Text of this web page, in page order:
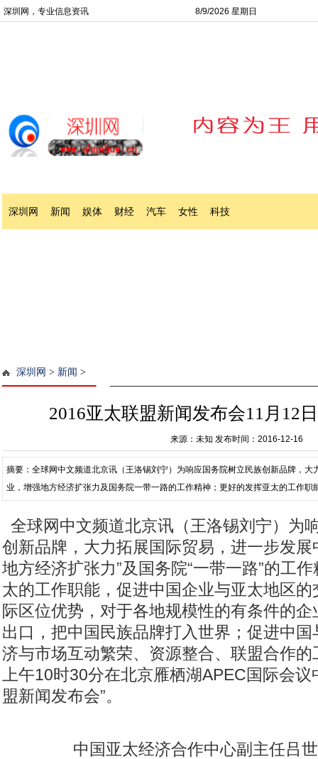
深圳网，专业信息资讯 8/9/2026 星期日
深圳网 新闻 娱体 财经 汽车 女性 科技
深圳网 > 新闻 >
2016亚太联盟新闻发布会11月12
来源：未知 发布时间：2016-12-16
摘要：全球网中文频道北京讯（王洛锡刘宁）为响应国务院树立民族创新品牌，
业，增强地方经济扩张力及国务院一带一路的工作精神；更好的发挥亚太的工作
全球网中文频道北京讯（王洛锡刘宁）为
创新品牌，大力拓展国际贸易，进一步发
地方经济扩张力”及国务院“一带一路”的工
太的工作职能，促进中国企业与亚太地区
际区位优势，对于各地规模性的有条件的
出口，把中国民族品牌打入世界；促进中
济与市场互动繁荣、资源整合、联盟合作
上午10时30分在北京雁栖湖APEC国际会
盟新闻发布会”。
中国亚太经济合作中心副主任吕